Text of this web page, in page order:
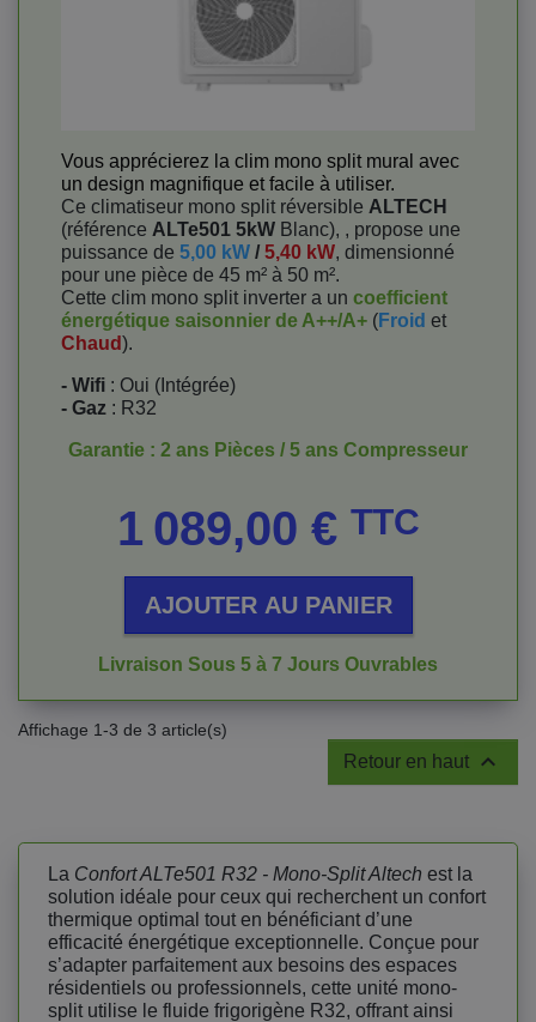
Vous apprécierez la clim mono split mural avec
un design magnifique et facile à utiliser.
Ce climatiseur mono split réversible ALTECH
(référence ALTe501 5kW Blanc), , propose une
puissance de 5,00 kW / 5,40 kW, dimensionné
pour une pièce de 45 m² à 50 m².
Cette clim mono split inverter a un coefficient
énergétique saisonnier de A++/A+ (Froid et
Chaud).
- Wifi : Oui (Intégrée)
- Gaz : R32
Garantie : 2 ans Pièces / 5 ans Compresseur
1 089,00 € TTC
AJOUTER AU PANIER
Livraison Sous 5 à 7 Jours Ouvrables
Affichage 1-3 de 3 article(s)
Retour en haut 
La Confort ALTe501 R32 - Mono-Split Altech est la
solution idéale pour ceux qui recherchent un confort
thermique optimal tout en bénéficiant d’une
efficacité énergétique exceptionnelle. Conçue pour
s’adapter parfaitement aux besoins des espaces
résidentiels ou professionnels, cette unité mono-
split utilise le fluide frigorigène R32, offrant ainsi